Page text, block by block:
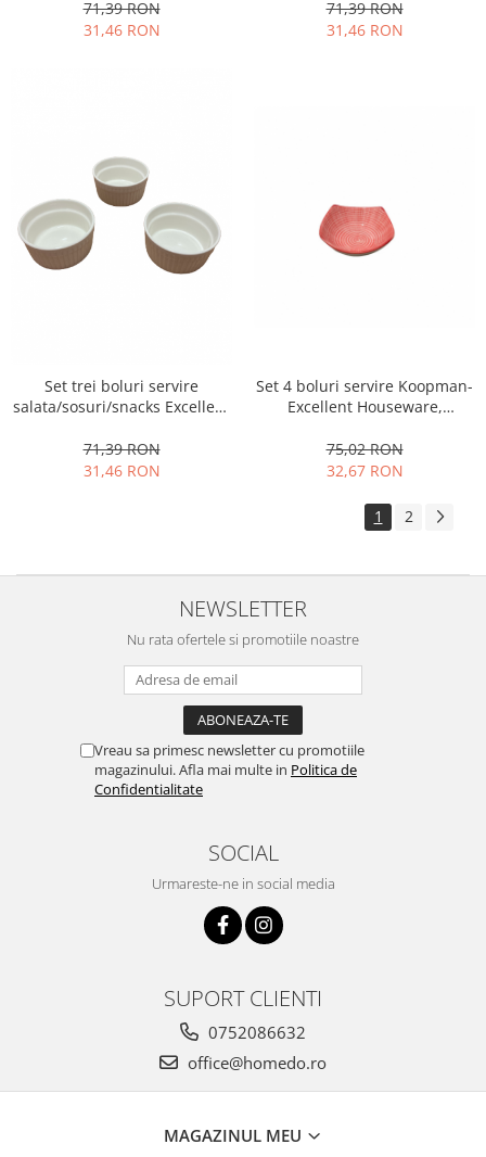
cm, alb
71,39 RON
31,46 RON
cm, alb
71,39 RON
31,46 RON
Set trei boluri servire
salata/sosuri/snacks Excellent
cm, alb
71,39 RON
31,46 RON
Set 4 boluri servire Koopman-
Excellent Houseware,
alb/rosu
75,02 RON
32,67 RON
1 2
NEWSLETTER
Nu rata ofertele si promotiile noastre
Vreau sa primesc newsletter cu promotiile
magazinului. Afla mai multe in Politica de
Confidentialitate
SOCIAL
Urmareste-ne in social media
SUPORT CLIENTI
0752086632
office@homedo.ro
MAGAZINUL MEU